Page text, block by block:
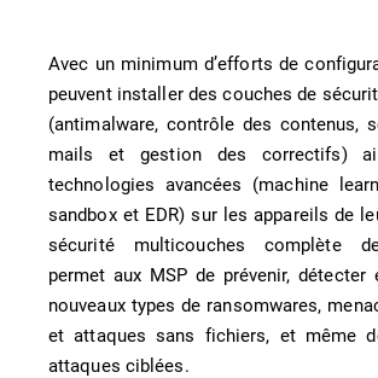
Avec un minimum d’efforts de
peuvent installer des couches de
(antimalware, contrôle des contenus,
mails et gestion des correctifs)
technologies avancées (machine
sandbox et EDR) sur les appareils de
sécurité multicouches complète
permet aux MSP de prévenir,
nouveaux types de ransomwares,
et attaques sans fichiers, et même
attaques ciblées.